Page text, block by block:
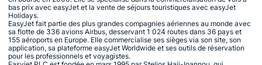
bas prix avec easyJet et la vente de séjours touristiques avec easyJet
Holidays.
EasyJet fait partie des plus grandes compagnies aériennes au monde avec
sa flotte de 336 avions Airbus, desservant 1 024 routes dans 36 pays et
155 aéroports en Europe. Elle commercialise ses sièges via son site, son
application, sa plateforme easyJet Worldwide et ses outils de réservation
pour les professionnels et voyagistes.